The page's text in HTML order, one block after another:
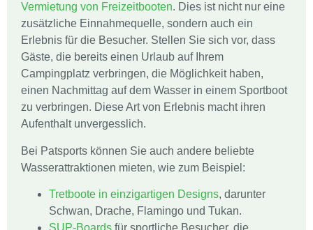
Vermietung von Freizeitbooten. Dies ist nicht nur eine
zusätzliche Einnahmequelle, sondern auch ein
Erlebnis für die Besucher. Stellen Sie sich vor, dass
Gäste, die bereits einen Urlaub auf Ihrem
Campingplatz verbringen, die Möglichkeit haben,
einen Nachmittag auf dem Wasser in einem Sportboot
zu verbringen. Diese Art von Erlebnis macht ihren
Aufenthalt unvergesslich.
Bei Patsports können Sie auch andere beliebte
Wasserattraktionen mieten, wie zum Beispiel:
Tretboote in einzigartigen Designs, darunter
Schwan, Drache, Flamingo und Tukan.
SUP-Boards für sportliche Besucher, die